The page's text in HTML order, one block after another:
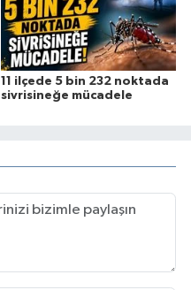
11 ilçede 5 bin 232 noktada
sivrisineğe mücadele